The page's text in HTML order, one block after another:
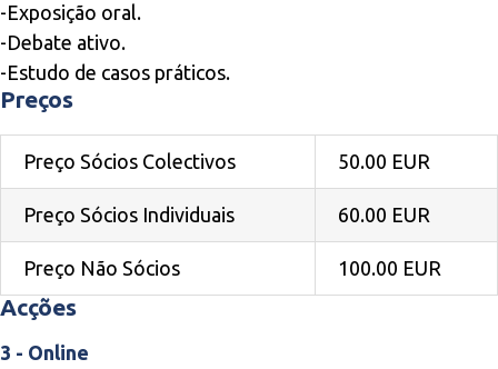
-Exposição oral.
-Debate ativo.
-Estudo de casos práticos.
Preços
Preço Sócios Colectivos 50.00 EUR
Preço Sócios Individuais 60.00 EUR
Preço Não Sócios 100.00 EUR
Acções
3 - Online